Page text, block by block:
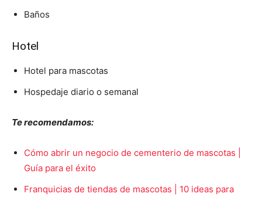
Baños
Hotel
Hotel para mascotas
Hospedaje diario o semanal
Te recomendamos:
Cómo abrir un negocio de cementerio de mascotas |
Guía para el éxito
Franquicias de tiendas de mascotas | 10 ideas para